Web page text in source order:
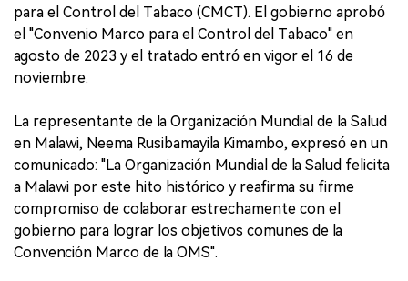
para el Control del Tabaco (CMCT). El gobierno aprobó
el "Convenio Marco para el Control del Tabaco" en
agosto de 2023 y el tratado entró en vigor el 16 de
noviembre.
La representante de la Organización Mundial de la Salud
en Malawi, Neema Rusibamayila Kimambo, expresó en un
comunicado: "La Organización Mundial de la Salud felicita
a Malawi por este hito histórico y reafirma su firme
compromiso de colaborar estrechamente con el
gobierno para lograr los objetivos comunes de la
Convención Marco de la OMS".